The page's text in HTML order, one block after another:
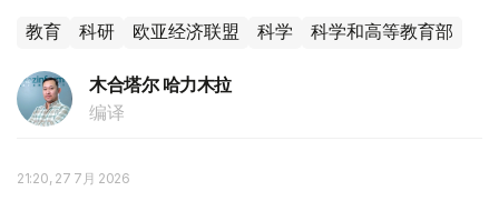
教育 科研 欧亚经济联盟 科学 科学和高等教育部
木合塔尔 哈力木拉
编译
21:20, 27 7月 2026